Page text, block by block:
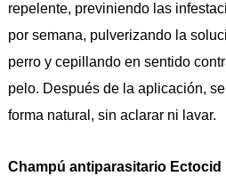
repelente, previniendo las
por semana, pulverizando la
perro y cepillando en sentido
pelo. Después de la aplicación,
forma natural, sin aclarar ni lavar.
Champú antiparasitario Ectocid